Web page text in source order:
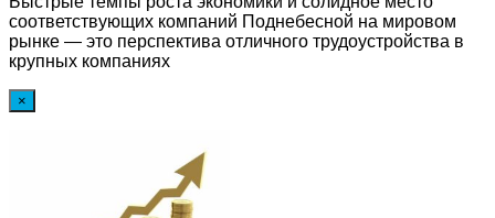
соответствующих компаний Поднебесной на мировом
рынке — это перспектива отличного трудоустройства в
крупных компаниях
×